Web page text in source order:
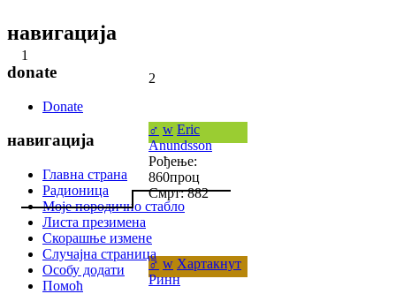
1
2
♂ w Eric
Anundsson
Рођење:
860проц
Смрт: 882
♂ w Хартакнут
Ринн
навигација
donate
Donate
навигација
Главна страна
Радионица
Моје породично стабло
Листа презимена
Скорашње измене
Случајна страница
Особу додати
Помоћ